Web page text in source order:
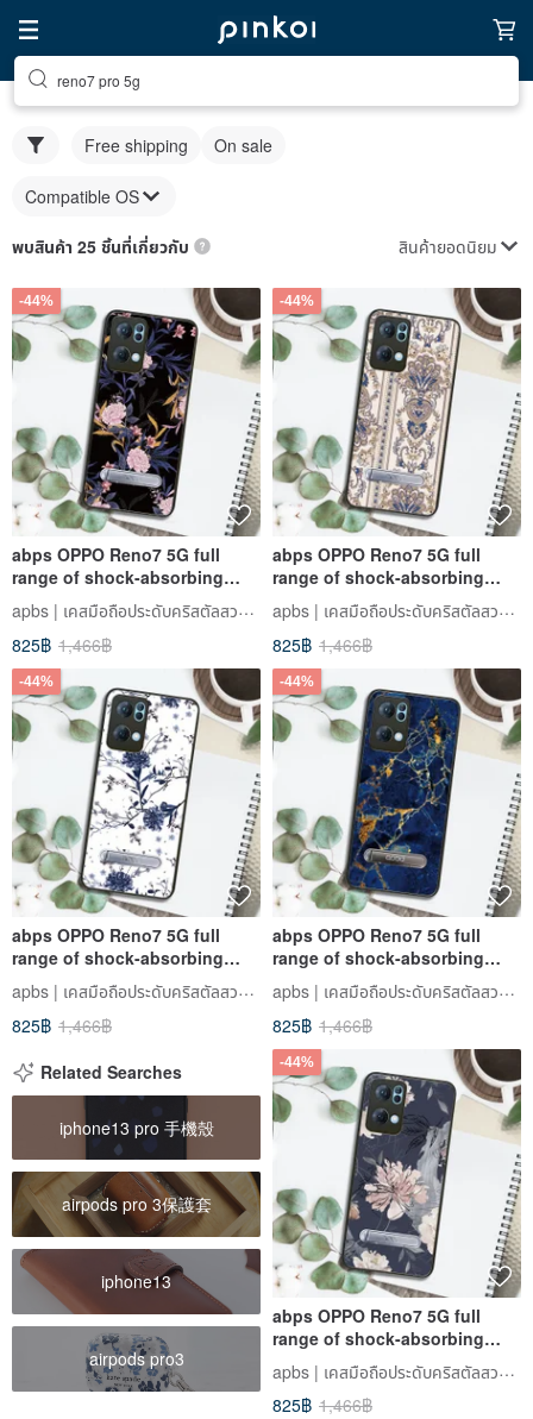
reno7 pro 5g
Free shipping On sale
Compatible OS
พบสินค้า 25 ชิ้นที่เกี่ยวกับ สินค้ายอดนิยม
-44%
abps OPPO Reno7 5G full
range of shock-absorbing
stand phone case-Flower
Language-Carnation
apbs | เคสมือถือประดับคริสตัลสวารอฟสกี้
825฿ 1,466฿
-44%
abps OPPO Reno7 5G full
range of shock-absorbing
stand phone case - Baroque
Gold
apbs | เคสมือถือประดับคริสตัลสวารอฟสกี้
825฿ 1,466฿
-44%
abps OPPO Reno7 5G full
range of shock-absorbing
vertical mobile phone case-
Banhua
apbs | เคสมือถือประดับคริสตัลสวารอฟสกี้
825฿ 1,466฿
-44%
abps OPPO Reno7 5G full
range of shock-absorbing
stand phone case - marble
Gemstone
apbs | เคสมือถือประดับคริสตัลสวารอฟสกี้
825฿ 1,466฿
Related Searches
iphone13 pro 手機殼
airpods pro 3保護套
iphone13
airpods pro3
-44%
abps OPPO Reno7 5G full
range of shock-absorbing
vertical mobile phone case -
Huahua
apbs | เคสมือถือประดับคริสตัลสวารอฟสกี้
825฿ 1,466฿